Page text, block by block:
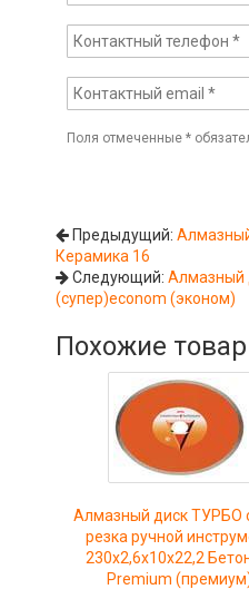
Поля отмеченные*
Предыдущий:
Керамика 16
Следующий:Алмазный
(супер)econom (эконом)
Похожие
Алмазный диск ТУРБО
резка ручной
230x2,6x10x22,2
Premium